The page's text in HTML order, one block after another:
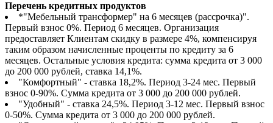
Перечень кредитных продуктов
*"Мебельный трансформер" на 6 месяцев (рассрочка)".
Первый взнос 0%. Период 6 месяцев. Организация
предоставляет Клиентам скидку в размере 4%, компенсируя
таким образом начисленные проценты по кредиту за 6
месяцев. Остальные условия кредита: сумма кредита от 3 000
до 200 000 рублей, ставка 14,1%.
"Комфортный" - ставка 18,2%. Период 3-24 мес. Первый
взнос 0-90%. Сумма кредита от 3 000 до 200 000 рублей.
"Удобный" - ставка 24,5%. Период 3-12 мес. Первый взнос
0-50%. Сумма кредита от 3 000 до 200 000 рублей.